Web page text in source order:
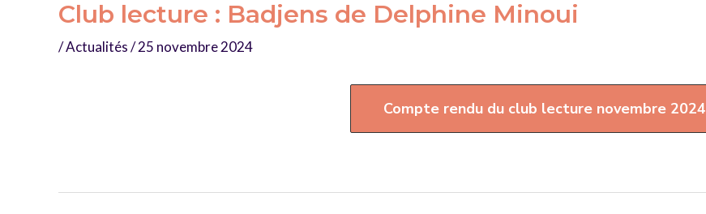
Club lecture : Badjens de Delphine Minoui
/Actualités/25 novembre 2024
Compte rendu du club lecture novembre 2024